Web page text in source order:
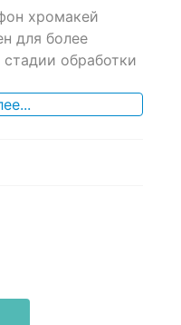
хромакей
для более
стадии обработки